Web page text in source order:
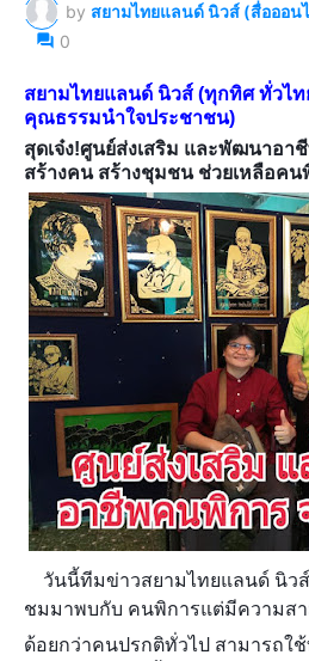
by สยามไทยแลนด์ นิวส์ (สื่อออน
0
สยามไทยแลนด์ นิวส์ (ทุกทิศ ทั่วไท
คุณธรรมนำใจประชาชน)
สุดเจ๋ง!ศูนย์ส่งเสริม และพัฒนาอา
สร้างคน สร้างชุมชน ช่วยเหลือคน
วันนี้ทีมข่าวสยามไทยแลนด์ นิว
ชมมาพบกับ คนพิการแต่มีความส
ด้อยกว่าคนปรกติทั่วไป สามารถใ